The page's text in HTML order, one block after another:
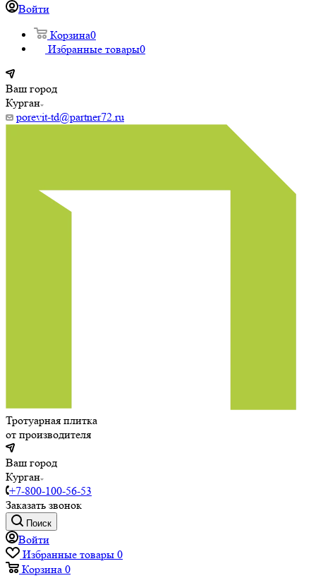
Войти
Корзина0
Избранные товары0
Ваш город
Курган
porevit-td@partner72.ru
Тротуарная плитка
от производителя
Ваш город
Курган
+7-800-100-56-53
Заказать звонок
Поиск
Войти
Избранные товары 0
Корзина 0